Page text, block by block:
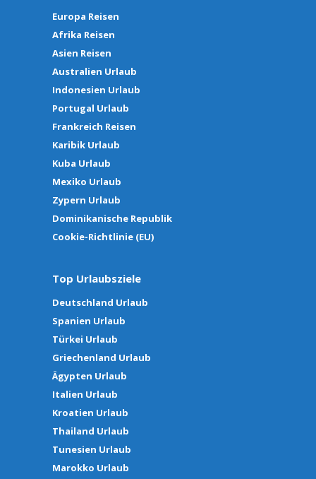
Europa Reisen
Afrika Reisen
Asien Reisen
Australien Urlaub
Indonesien Urlaub
Portugal Urlaub
Frankreich Reisen
Karibik Urlaub
Kuba Urlaub
Mexiko Urlaub
Zypern Urlaub
Dominikanische Republik
Cookie-Richtlinie (EU)
Top Urlaubsziele
Deutschland Urlaub
Spanien Urlaub
Türkei Urlaub
Griechenland Urlaub
Ägypten Urlaub
Italien Urlaub
Kroatien Urlaub
Thailand Urlaub
Tunesien Urlaub
Marokko Urlaub